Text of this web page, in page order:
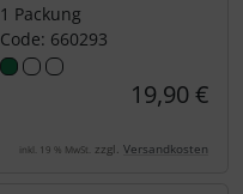
1 Packung
Code: 660293
19,90 €
inkl. 19 % MwSt. zzgl. Versandkosten